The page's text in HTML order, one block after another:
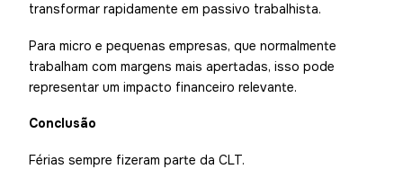
transformar rapidamente em passivo trabalhista.
Para micro e pequenas empresas, que normalmente
trabalham com margens mais apertadas, isso pode
representar um impacto financeiro relevante.
Conclusão
Férias sempre fizeram parte da CLT.